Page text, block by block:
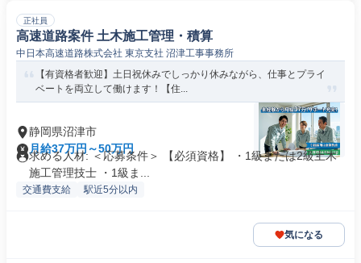
正社員
高速道路案件 土木施工管理・積算
中日本高速道路株式会社 東京支社 沼津工事事務所
【有資格者歓迎】土日祝休みでしっかり休みながら、仕事とプライ
ベートを両立して働けます！【住...
静岡県沼津市
月給37万円～50万円
求める人材: ＜応募条件＞ 【必須資格】 ・1級または2級土木
施工管理技士 ・1級ま...
交通費支給 駅近5分以内
気になる